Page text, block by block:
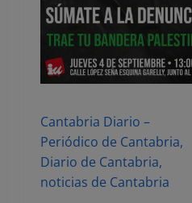
Cantabria Diario –
Periódico de Cantabria,
Diario de Cantabria,
noticias de Cantabria